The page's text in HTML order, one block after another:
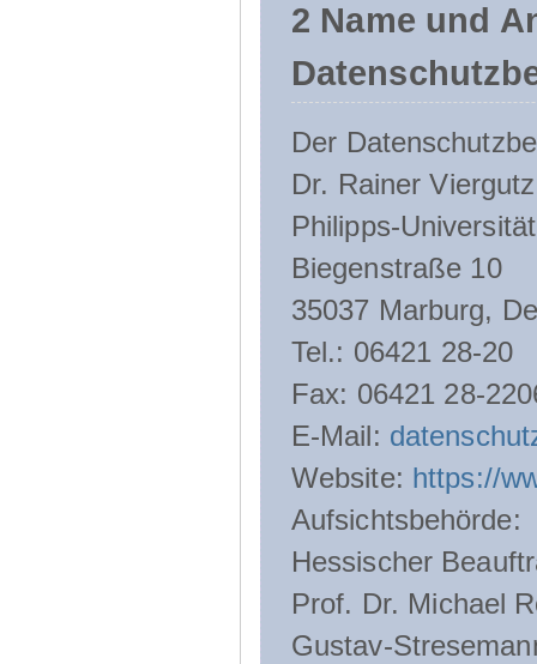
2 Name und
Der
Dr. Rainer Viergutz
Philipps-
Biegenstraße 10
35037 Marburg,
Tel.: 06421 28-20
Fax: 06421 28-
E-Mail:
Website: https://
Aufsichtsbehörde:
Hessischer
Prof. Dr. Michael
Gustav-